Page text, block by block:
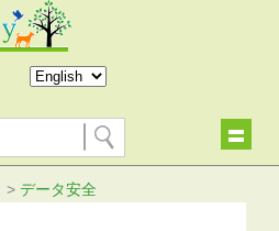
> データ安全